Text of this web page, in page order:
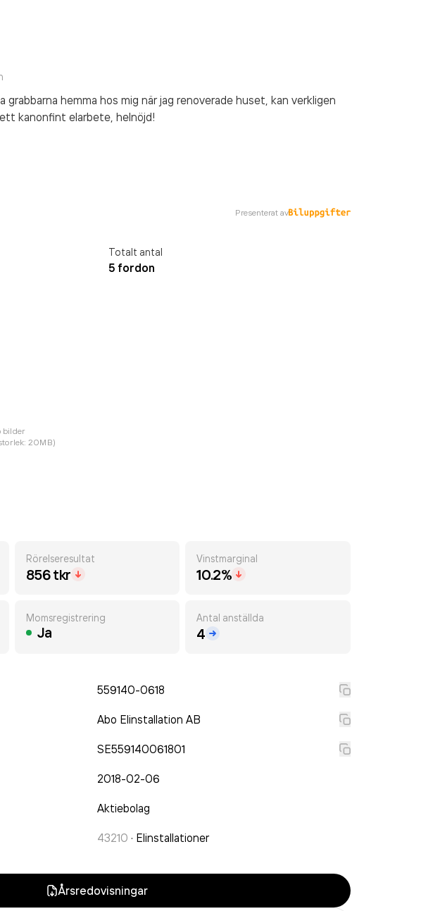
grabbarna hemma hos mig när jag renoverade huset, kan verkligen
kanonfint elarbete, helnöjd!
Presenterat av
Totalt antal
5 fordon
bilder
20MB)
Rörelseresultat
856 tkr
Vinstmarginal
10.2%
Momsregistrering
Ja
Antal anställda
4
559140-0618
Abo Elinstallation AB
SE559140061801
2018-02-06
Aktiebolag
43210 · Elinstallationer
Årsredovisningar